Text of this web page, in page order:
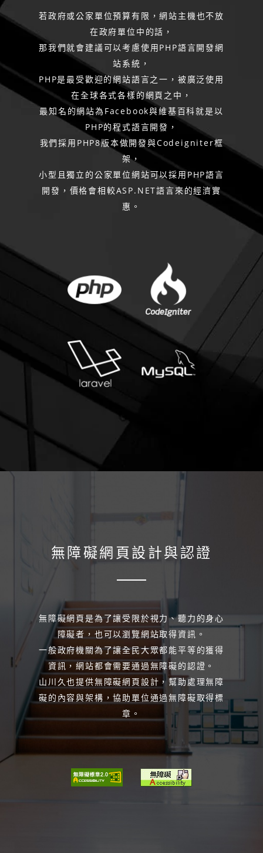
若政府或公家單位預算有限，網站主機也不放
在政府單位中的話，
那我們就會建議可以考慮使用PHP語言開發網
站系統，
PHP是最受歡迎的網站語言之一，被廣泛使用
在全球各式各樣的網頁之中，
最知名的網站為Facebook與維基百科就是以
PHP的程式語言開發，
我們採用PHP8版本做開發與Codeigniter框
架，
小型且獨立的公家單位網站可以採用PHP語言
開發，價格會相較ASP.NET語言來的經濟實
惠。
無障礙網頁設計與認證
無障礙網頁是為了讓受限於視力、聽力的身心
障礙者，也可以瀏覽網站取得資訊。
一般政府機關為了讓全民大眾都能平等的獲得
資訊，網站都會需要通過無障礙的認證。
山川久也提供無障礙網頁設計，幫助處理無障
礙的內容與架構，協助單位通過無障礙取得標
章。